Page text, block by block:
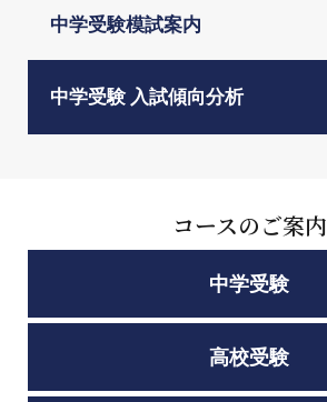
中学受験模試案内
中学受験 入試傾向分析
コースのご案内
中学受験
高校受験